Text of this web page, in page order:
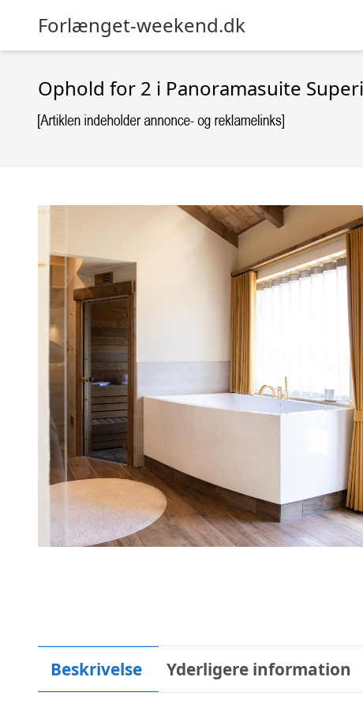
Forlænget-weekend.dk
Ophold for 2 i Panoramasuite
Beskrivelse Yderligere information